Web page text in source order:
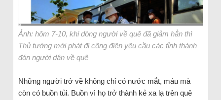
Ảnh: hôm 7-10, khi dòng người về quê đã giảm hẳn thì
Thủ tướng mới phát đi công điện yêu cầu các tỉnh thành
đón người dân về quê
Những người trở về không chỉ có nước mắt, máu mà
còn có buồn tủi. Buồn vì họ trở thành kẻ xa lạ trên quê